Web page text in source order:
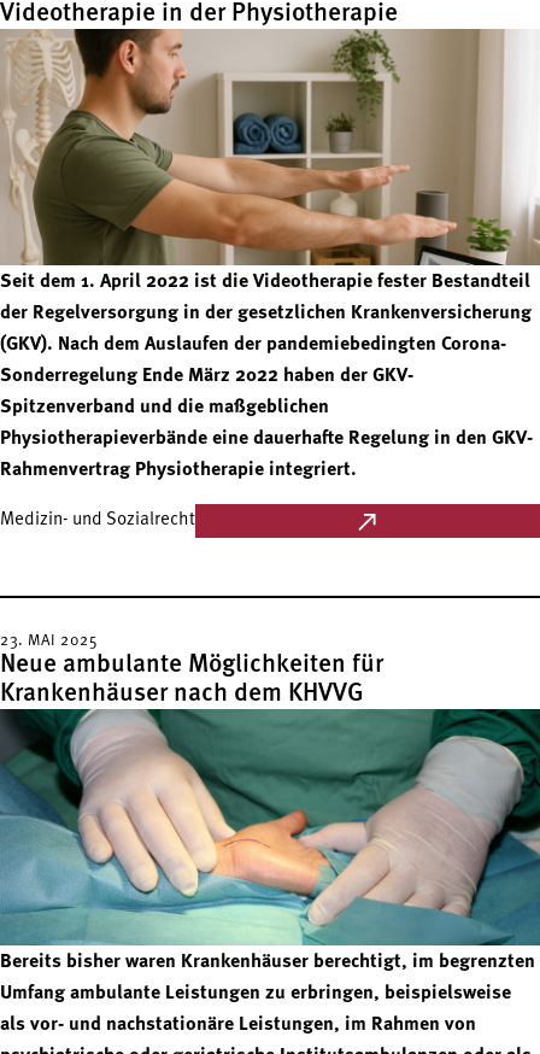
Videotherapie in der Physiotherapie
Seit dem 1. April 2022 ist die Videotherapie fester Bestandteil
der Regelversorgung in der gesetzlichen Krankenversicherung
(GKV). Nach dem Auslaufen der pandemiebedingten Corona-
Sonderregelung Ende März 2022 haben der GKV-
Spitzenverband und die maßgeblichen
Physiotherapieverbände eine dauerhafte Regelung in den GKV-
Rahmenvertrag Physiotherapie integriert.
Medizin- und Sozialrecht
23. MAI 2025
Neue ambulante Möglichkeiten für
Krankenhäuser nach dem KHVVG
Bereits bisher waren Krankenhäuser berechtigt, im begrenzten
Umfang ambulante Leistungen zu erbringen, beispielsweise
als vor- und nachstationäre Leistungen, im Rahmen von